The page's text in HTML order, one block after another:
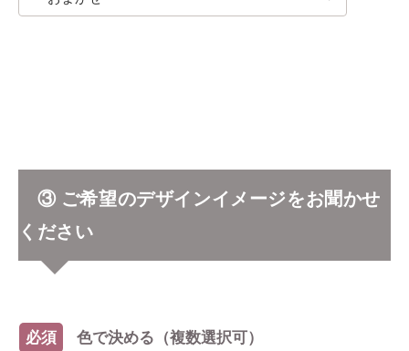
③ ご希望のデザインイメージをお聞かせ
ください
必須 色で決める（複数選択可）